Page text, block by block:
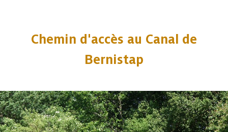
Chemin d'accès au Canal de
Bernistap